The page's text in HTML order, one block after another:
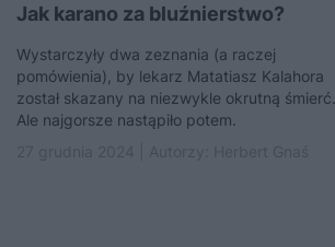
Jak karano za bluźnierstwo?
Wystarczyły dwa zeznania (a raczej
pomówienia), by lekarz Matatiasz Kalahora
został skazany na niezwykle okrutną śmierć.
Ale najgorsze nastąpiło potem.